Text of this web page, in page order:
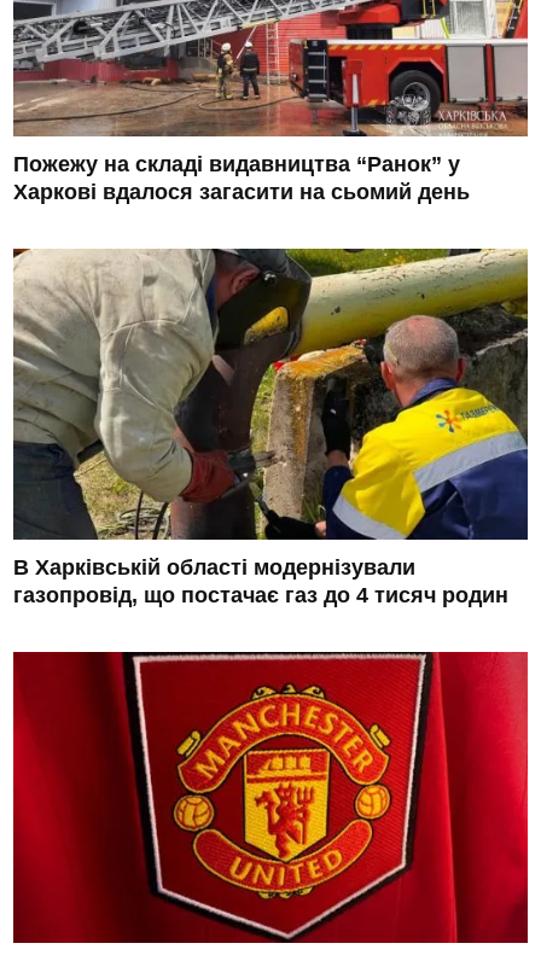
Пожежу на складі видавництва “Ранок” у
Харкові вдалося загасити на сьомий день
В Харківській області модернізували
газопровід, що постачає газ до 4 тисяч родин